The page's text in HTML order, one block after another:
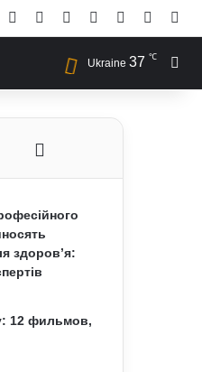
YouTubeInstagram
RSS Log In
Ukraine 37 ℃
здоров’я:
12 фильмов,